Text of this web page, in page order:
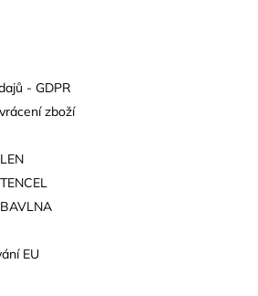
- GDPR
zboží
EU